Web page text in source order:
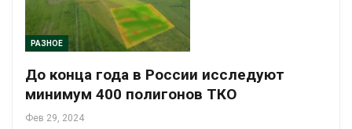
РАЗНОЕ
До конца года в России исследуют
минимум 400 полигонов ТКО
Фев 29, 2024